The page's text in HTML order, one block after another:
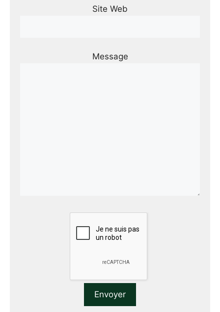
Site Web
Message